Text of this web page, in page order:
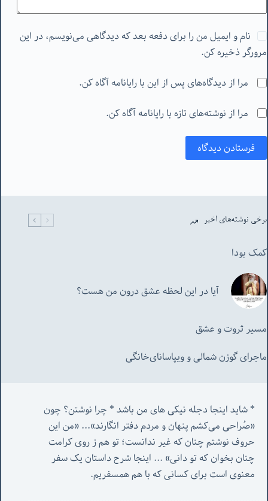
نام و ایمیل من را برای دفعه بعد که دیدگاهی می‌نویسم، در این
مرورگر ذخیره کن.
مرا از دیدگاه‌های پس از این با رایانامه آگاه کن.
مرا از نوشته‌های تازه با رایانامه آگاه کن.
فرستادن دیدگاه
برخی نوشته‌های اخیر
کمک بودا
آیا در این لحظه عشق درون من هست؟
مسیر ثروت و عشق
ماجرای گوزن شمالی و‌ ویپاسانای‌خانگی
«صُراحی می‌کشم پنهان‌ و مردم‌ دفتر انگارند»... «
چنان بخوان که تو دانی» ...
معنوی است برای کسانی که با هم همسفریم.